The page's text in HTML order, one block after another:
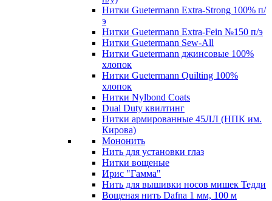
Нитки Guetermann Extra-Strong 100% п/
э
Нитки Guetermann Extra-Fein №150 п/э
Нитки Guetermann Sew-All
Нитки Guetermann джинсовые 100%
хлопок
Нитки Guetermann Quilting 100%
хлопок
Нитки Nylbond Coats
Dual Duty квилтинг
Нитки армированные 45ЛЛ (НПК им.
Кирова)
Мононить
Нить для установки глаз
Нитки вощеные
Ирис "Гамма"
Нить для вышивки носов мишек Тедди
Вощеная нить Dafna 1 мм, 100 м